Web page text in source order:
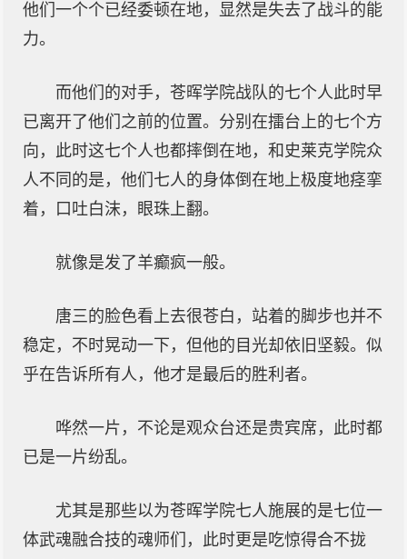
他们一个个已经委顿在地，显然是失去了战斗的能
力。
而他们的对手，苍晖学院战队的七个人此时早
已离开了他们之前的位置。分别在擂台上的七个方
向，此时这七个人也都摔倒在地，和史莱克学院众
人不同的是，他们七人的身体倒在地上极度地痉挛
着，口吐白沫，眼珠上翻。
就像是发了羊癫疯一般。
唐三的脸色看上去很苍白，站着的脚步也并不
稳定，不时晃动一下，但他的目光却依旧坚毅。似
乎在告诉所有人，他才是最后的胜利者。
哗然一片，不论是观众台还是贵宾席，此时都
已是一片纷乱。
尤其是那些以为苍晖学院七人施展的是七位一
体武魂融合技的魂师们，此时更是吃惊得合不拢